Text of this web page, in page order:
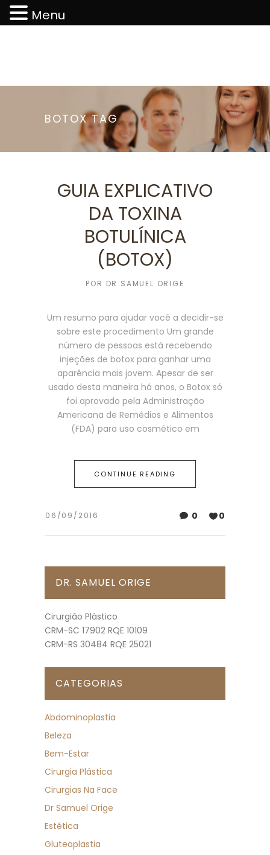
BOTOX TAG
GUIA EXPLICATIVO
DA TOXINA
BOTULÍNICA
(BOTOX)
POR DR SAMUEL ORIGE
Um resumo para ajudar você a decidir-se
sobre este procedimento Um grande
número de pessoas está recebendo
injeções de botox para ganhar uma
aparência mais jovem. Apesar de ser
usado desta maneira há anos, o Botox só
foi aprovado pela Administração
Americana de Remédios e Alimentos
(FDA) para uso cosmético em
CONTINUE READING
06/09/2016 0 0
DR. SAMUEL ORIGE
Cirurgião Plástico
CRM-SC 17902 RQE 10109
CRM-RS 30484 RQE 25021
CATEGORIAS
Abdominoplastia
Beleza
Bem-Estar
Cirurgia Plástica
Cirurgias Na Face
Dr Samuel Orige
Estética
Gluteoplastia
Menu